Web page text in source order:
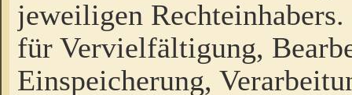
jeweiligen
für Vervielfältigung,
Einspeicherung,